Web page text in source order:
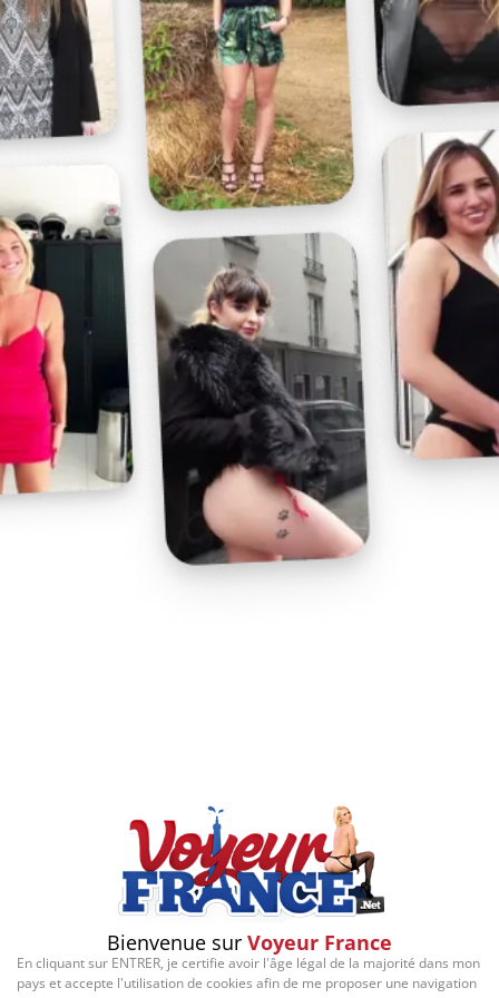
Profitez d'un essai 24h pour seulement 2€ !
Découvrir !
Basculer
la
VIDÉO À PROPOS
PETIT LÉCHAGE POUR MADAME !
00:54 - 1 419 vues
Video
Bienvenue sur Voyeur France
En cliquant sur ENTRER, je certifie avoir l'âge légal de la majorité dans mon
pays et accepte l'utilisation de cookies afin de me proposer une navigation